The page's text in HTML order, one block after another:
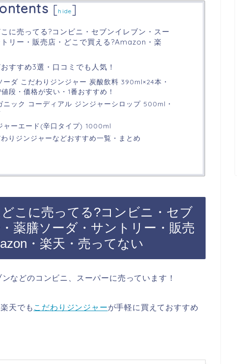
[hide]
に売ってる?コンビニ・セブンイレブン・スー
リー・販売店・どこで買える?Amazon・楽
すすめ3選・口コミでも人気！
ーダ こだわりジンジャー 炭酸飲料 390ml×24本・
段・価格が安い・1番おすすめ！
ニック コーディアル ジンジャーシロップ 500ml・
ャーエード(辛口タイプ) 1000ml
りジンジャーなどおすすめ一覧・まとめ
こに売ってる?コンビニ・セブ
薬膳ソーダ・サントリー・販売
・楽天・売ってない
などのコンビニ、スーパーに売っています！
天でも こだわりジンジャーが手軽に買えておすすめ